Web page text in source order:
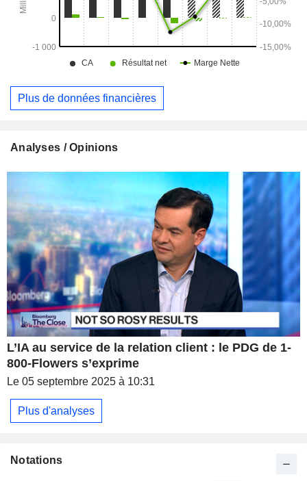
Plus de données financières
Analyses / Opinions
L’IA au service de la relation client : le PDG de 1-
800-Flowers s’exprime
Le 05 septembre 2025 à 10:31
Plus d'analyses
Notations